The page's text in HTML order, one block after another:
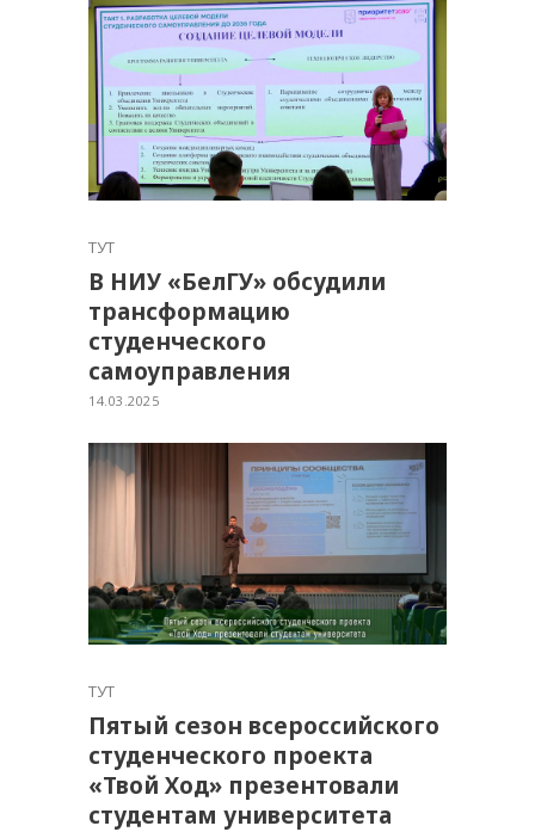
ТУТ
В НИУ «БелГУ» обсудили
трансформацию
студенческого
самоуправления
14.03.2025
ТУТ
Пятый сезон всероссийского
студенческого проекта
«Твой Ход» презентовали
студентам университета